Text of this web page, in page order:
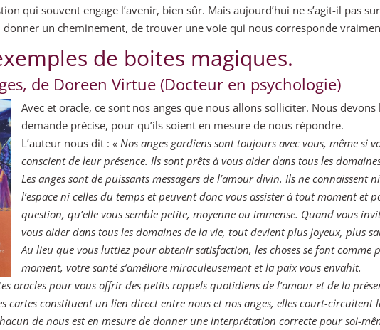
qui souvent engage l’avenir, bien sûr. Mais aujourd’hui ne s’agit-il pas
donner un cheminement, de trouver une voie qui nous corresponde
de boites magiques.
de Doreen Virtue (Docteur en psychologie)
Avec et oracle, ce sont nos anges que nous allons solliciter. Nous
demande précise, pour qu’ils soient en mesure de nous répondre.
L’auteur nous dit :« Nos anges gardiens sont toujours avec vous, même si
conscient de leur présence. Ils sont prêts à vous aider dans tous les
Les anges sont de puissants messagers de l’amour divin. Ils ne connaissent
l’espace ni celles du temps et peuvent donc vous assister à tout moment et
question, qu’elle vous semble petite, moyenne ou immense. Quand vous
vous aider dans tous les domaines de la vie, tout devient plus joyeux, plus
Au lieu que vous luttiez pour obtenir satisfaction, les choses se font comme
moment, votre santé s’améliore miraculeusement et la paix vous envahit.
oracles pour vous offrir des petits rappels quotidiens de l’amour et de la
cartes constituent un lien direct entre nous et nos anges, elles court-circuitent
de nous est en mesure de donner une interprétation correcte pour soi-